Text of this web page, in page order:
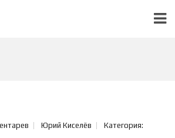
Юрий Киселёв Категория: